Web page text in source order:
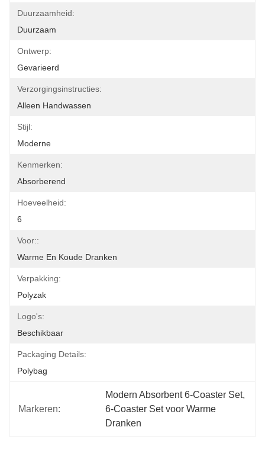
Duurzaamheid:
Duurzaam
Ontwerp:
Gevarieerd
Verzorgingsinstructies:
Alleen Handwassen
Stijl:
Moderne
Kenmerken:
Absorberend
Hoeveelheid:
6
Voor::
Warme En Koude Dranken
Verpakking:
Polyzak
Logo's:
Beschikbaar
Packaging Details:
Polybag
Markeren:
Modern Absorbent 6-Coaster Set
6-Coaster Set voor Warme
Dranken